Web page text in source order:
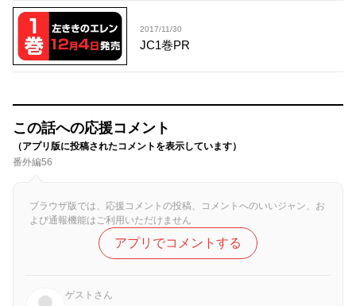
2017/11/30
JC1巻PR
この話への応援コメント
（アプリ版に投稿されたコメントを表示しています）
番外編56
ブラウザ版では、応援コメントの投稿、コメントへのいいジャン、お
よび通報機能はご利用いただけません
アプリでコメントする
ゲストさん